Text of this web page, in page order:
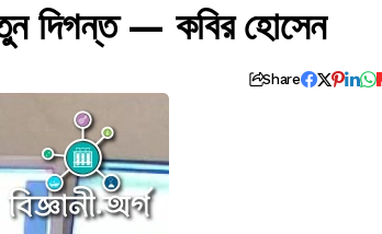
দিগন্ত — কবির হোসেন
Share